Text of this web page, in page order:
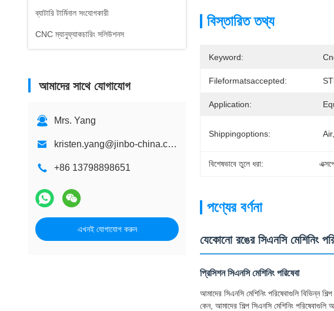
ব্যাটারি টার্মিনাল সংযোগকারী
CNC ম্যানুফ্যাকচারিং সলিউশনস
আমাদের সাথে যোগাযোগ
Mrs. Yang
kristen.yang@jinbo-china.com
+86 13798898651
এখনই যোগাযোগ করুন
বিস্তারিত তথ্য
Keyword:
Fileformatsaccepted:
Application:
Shippingoptions:
বিশেষভাবে তুলে ধরা:
পণ্যের বর্ণনা
যেকোনো রঙের সিএনসি মেশিনিং
প্রিসিশন সিএনসি মেশিনিং পরিষেবা
আমাদের সিএনসি মেশিনিং পরিষেবাগুলি বিভিন্ন
কেন, আমাদের শিল্প সিএনসি মেশিনিং পরিষেবাগুলি